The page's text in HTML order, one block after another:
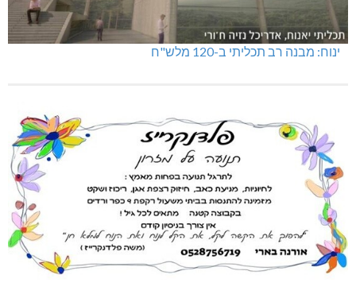
טרנספורמטור קפוט